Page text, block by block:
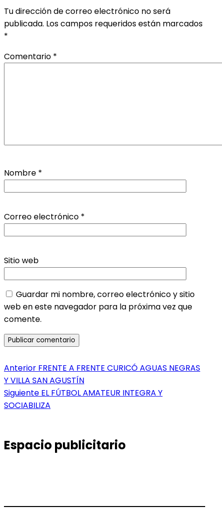
Tu dirección de correo electrónico no será
publicada. Los campos requeridos están marcados
*
Comentario *
Nombre *
Correo electrónico *
Sitio web
Guardar mi nombre, correo electrónico y sitio
web en este navegador para la próxima vez que
comente.
Navegación
de
entradas
Anterior Entrada
anterior:
FRENTE A FRENTE CURICÓ AGUAS NEGRAS
Y VILLA SAN AGUSTÍN
Siguiente Entrada
siguiente:
EL FÚTBOL AMATEUR INTEGRA Y
SOCIABILIZA
Espacio publicitario